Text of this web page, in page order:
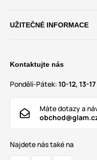
UŽITEČNÉ INFORMACE
Kontaktujte nás
Pondělí-Pátek: 10-12, 13-17
Máte dotazy a
Najdete nás také na